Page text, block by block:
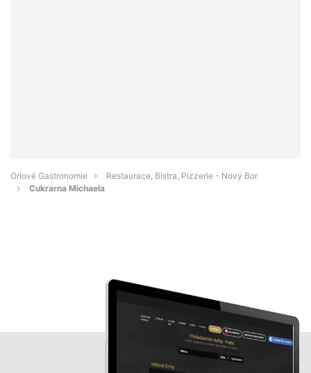
Orlové Gastronomie
Restaurace, Bistra, Pizzerie - Nový Bor
Cukrarna Michaela